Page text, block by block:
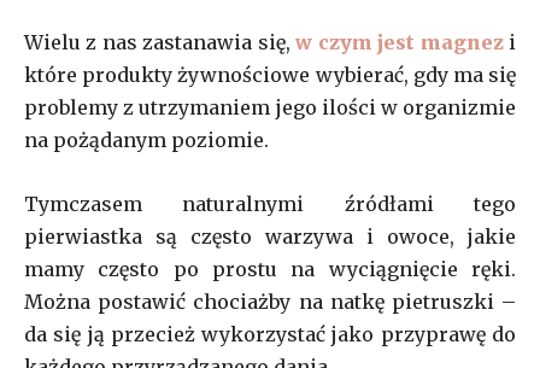
Wielu z nas zastanawia się,w czym jest magnezi
które produkty żywnościowe wybierać, gdy ma się
problemy z utrzymaniem jego ilości w organizmie
na pożądanym poziomie.
Tymczasem naturalnymi źródłami tego
pierwiastka są często warzywa i owoce, jakie
mamy często po prostu na wyciągnięcie ręki.
Można postawić chociażby na natkę pietruszki –
da się ją przecież wykorzystać jako przyprawę do